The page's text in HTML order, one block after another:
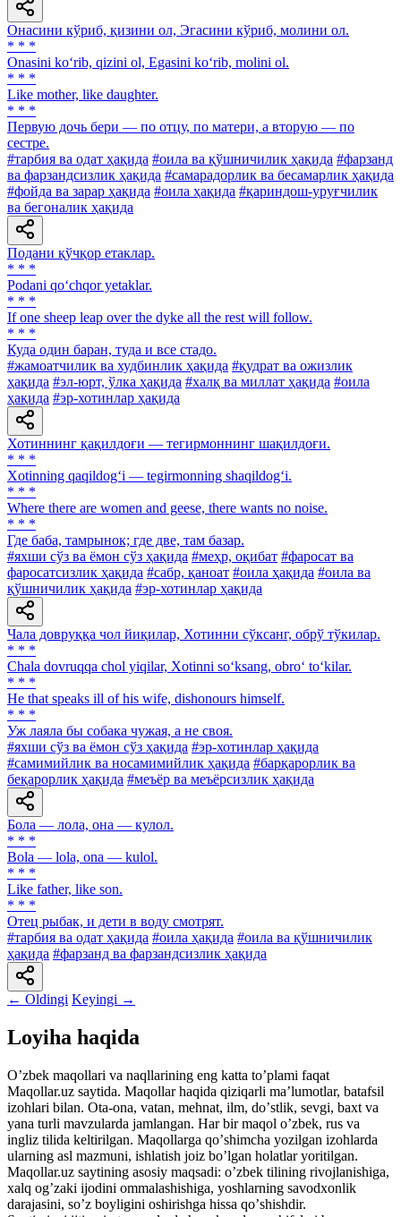
Онасини кўриб, қизини ол, Эгасини кўриб, молини ол.
* * *
Onasini ko‘rib, qizini ol, Egasini ko‘rib, molini ol.
* * *
Like mother, like daughter.
* * *
Первую дочь бери — по отцу, по матери, а вторую — по
сестре.
#тарбия ва одат ҳақида #оила ва қўшничилик ҳақида #фарзанд
ва фарзандсизлик ҳақида #самарадорлик ва бесамарлик ҳақида
#фойда ва зарар ҳақида #оила ҳақида #қариндош-уруғчилик
ва бегоналик ҳақида
Подани қўчқор етаклар.
* * *
Podani qo‘chqor yetaklar.
* * *
If one sheep leap over the dyke all the rest will follow.
* * *
Куда один баран, туда и все стадо.
#жамоатчилик ва худбинлик ҳақида #қудрат ва ожизлик
ҳақида #эл-юрт, ўлка ҳақида #халқ ва миллат ҳақида #оила
ҳақида #эр-хотинлар ҳақида
Хотиннинг қақилдоғи — тегирмоннинг шақилдоғи.
* * *
Xotinning qaqildog‘i — tegirmonning shaqildog‘i.
* * *
Where there are women and geese, there wants no noise.
* * *
Где баба, тамрынок; где две, там базар.
#яхши сўз ва ёмон сўз ҳақида #меҳр, оқибат #фаросат ва
фаросатсизлик ҳақида #сабр, қаноат #оила ҳақида #оила ва
қўшничилик ҳақида #эр-хотинлар ҳақида
Чала довруққа чол йиқилар, Хотинни сўксанг, обрў тўкилар.
* * *
Chala dovruqqa chol yiqilar, Xotinni so‘ksang, obro‘ to‘kilar.
* * *
He that speaks ill of his wife, dishonours himself.
* * *
Уж лаяла бы собака чужая, а не своя.
#яхши сўз ва ёмон сўз ҳақида #эр-хотинлар ҳақида
#самимийлик ва носамимийлик ҳақида #барқарорлик ва
беқарорлик ҳақида #меъёр ва меъёрсизлик ҳақида
Бола — лола, она — кулол.
* * *
Bola — lola, ona — kulol.
* * *
Like father, like son.
* * *
Отец рыбак, и дети в воду смотрят.
#тарбия ва одат ҳақида #оила ҳақида #оила ва қўшничилик
ҳақида #фарзанд ва фарзандсизлик ҳақида
← Oldingi Keyingi →
Loyiha haqida
Oʼzbek maqollari va naqllarining eng katta toʼplami faqat
Maqollar.uz saytida. Maqollar haqida qiziqarli maʼlumotlar, batafsil
izohlari bilan. Ota-ona, vatan, mehnat, ilm, doʼstlik, sevgi, baxt va
yana turli mavzularda jamlangan. Har bir maqol oʼzbek, rus va
ingliz tilida keltirilgan. Maqollarga qoʼshimcha yozilgan izohlarda
ularning asl mazmuni, ishlatish joiz boʼlgan holatlar yoritilgan.
Maqollar.uz saytining asosiy maqsadi: oʼzbek tilining rivojlanishiga,
xalq ogʼzaki ijodini ommalashishiga, yoshlarning savodxonlik
darajasini, soʼz boyligini oshirishga hissa qoʼshishdir.